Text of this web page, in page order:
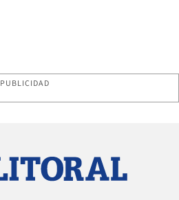
PUBLICIDAD